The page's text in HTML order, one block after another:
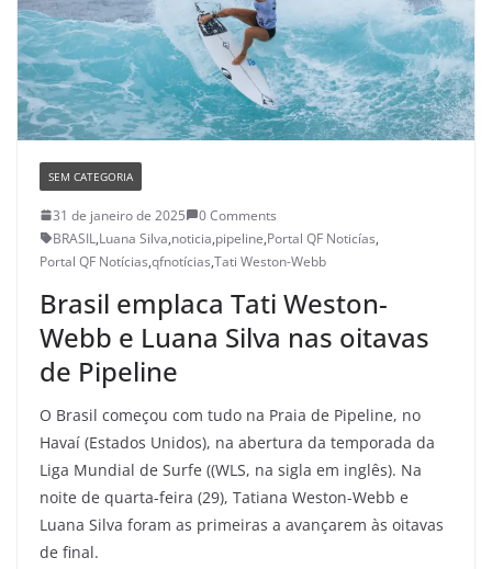
SEM CATEGORIA
31 de janeiro de 2025
0 Comments
BRASIL,Luana Silva,noticia,pipeline,Portal QF Noticías,
Portal QF Notícias,qfnotícias,Tati Weston-Webb
Brasil emplaca Tati Weston-
Webb e Luana Silva nas oitavas
de Pipeline
O Brasil começou com tudo na Praia de Pipeline, no
Havaí (Estados Unidos), na abertura da temporada da
Liga Mundial de Surfe ((WLS, na sigla em inglês). Na
noite de quarta-feira (29), Tatiana Weston-Webb e
Luana Silva foram as primeiras a avançarem às oitavas
de final.